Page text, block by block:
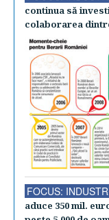
continua să
colaborarea
FOCUS:
aduce 350 mil.